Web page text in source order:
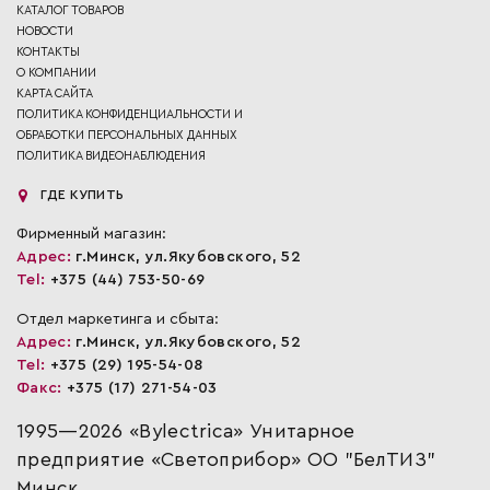
КАТАЛОГ ТОВАРОВ
НОВОСТИ
КОНТАКТЫ
О КОМПАНИИ
КАРТА САЙТА
ПОЛИТИКА КОНФИДЕНЦИАЛЬНОСТИ И
ОБРАБОТКИ ПЕРСОНАЛЬНЫХ ДАННЫХ
ПОЛИТИКА ВИДЕОНАБЛЮДЕНИЯ
ГДЕ КУПИТЬ
Фирменный магазин:
Адрес: г.Минск, ул.Якубовского, 52
Tel: +375 (44) 753-50-69
Отдел маркетинга и сбыта:
Адрес: г.Минск, ул.Якубовского, 52
Tel: +375 (29) 195-54-08
Факс: +375 (17) 271-54-03
1995—2026 «Bylectrica» Унитарное
предприятие «Светоприбор» ОО "БелТИЗ"